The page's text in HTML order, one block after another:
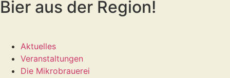
Bier aus der Region!
Aktuelles
Veranstaltungen
Die Mikrobrauerei